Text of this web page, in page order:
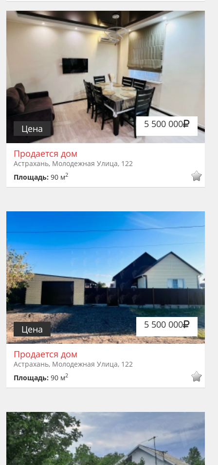
5 500 000
Цена
Продается дом
Астрахань, Молодежная Улица, 122
Площадь:90 м2
5 500 000
Цена
Продается дом
Астрахань, Молодежная Улица, 122
Площадь:90 м2